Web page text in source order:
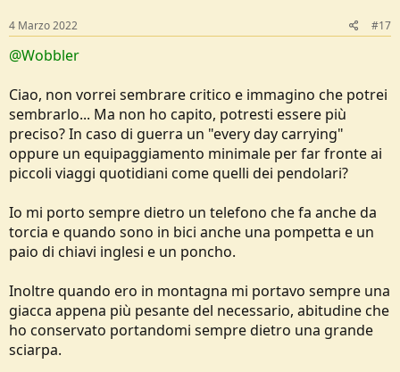
s
:
4 Marzo 2022 #17
@Wobbler
Ciao, non vorrei sembrare critico e immagino che potrei
sembrarlo... Ma non ho capito, potresti essere più
preciso? In caso di guerra un "every day carrying"
oppure un equipaggiamento minimale per far fronte ai
piccoli viaggi quotidiani come quelli dei pendolari?
Io mi porto sempre dietro un telefono che fa anche da
torcia e quando sono in bici anche una pompetta e un
paio di chiavi inglesi e un poncho.
Inoltre quando ero in montagna mi portavo sempre una
giacca appena più pesante del necessario, abitudine che
ho conservato portandomi sempre dietro una grande
sciarpa.